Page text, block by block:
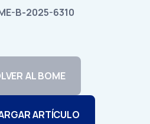
B-2025-6310
AL BOME
ARTÍCULO